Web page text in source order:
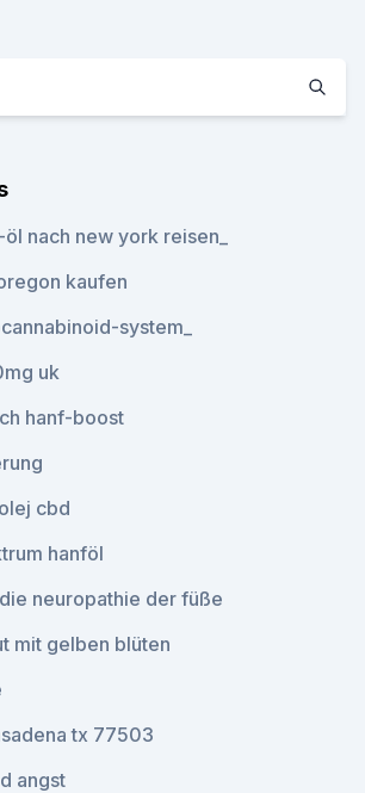
nach new york reisen_
kaufen
system_
uk
hanf-boost
cbd
hanföl
neuropathie der füße
mit gelben blüten
tx 77503
angst